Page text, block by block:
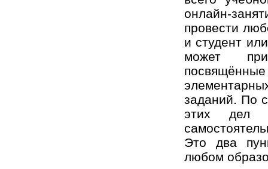
онлайн-
провести
и студент
может
заданий. По
этих дел
Это два
любом